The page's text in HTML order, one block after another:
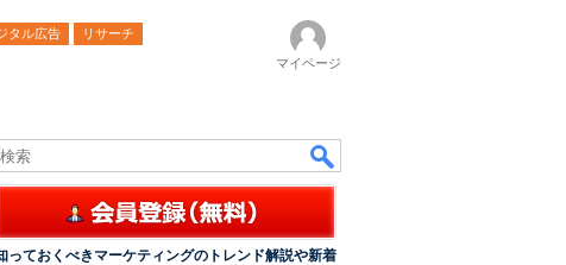
タル広告
リサーチ
マイページ
っておくべきマーケティングのトレンド解説や新着